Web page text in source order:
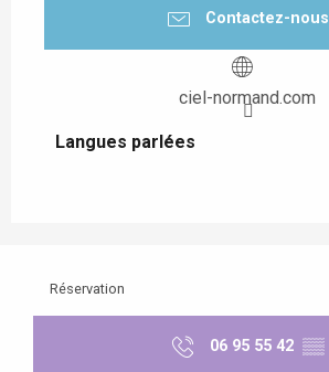
Contactez-nous
ciel-normand.com
Langues parlées
Langues parlées
Réservation
06 95 55 42 ▒▒